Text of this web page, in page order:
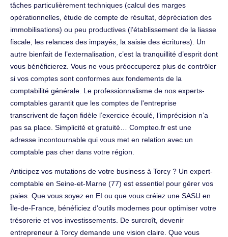
tâches particulièrement techniques (calcul des marges
opérationnelles, étude de compte de résultat, dépréciation des
immobilisations) ou peu productives (l’établissement de la liasse
fiscale, les relances des impayés, la saisie des écritures). Un
autre bienfait de l’externalisation, c’est la tranquillité d’esprit dont
vous bénéficierez. Vous ne vous préoccuperez plus de contrôler
si vos comptes sont conformes aux fondements de la
comptabilité générale. Le professionnalisme de nos experts-
comptables garantit que les comptes de l'entreprise
transcrivent de façon fidèle l’exercice écoulé, l’imprécision n’a
pas sa place. Simplicité et gratuité… Compteo.fr est une
adresse incontournable qui vous met en relation avec un
comptable pas cher dans votre région.
Anticipez vos mutations de votre business à Torcy ? Un expert-
comptable en Seine-et-Marne (77) est essentiel pour gérer vos
paies. Que vous soyez en EI ou que vous créiez une SASU en
Île-de-France, bénéficiez d'outils modernes pour optimiser votre
trésorerie et vos investissements. De surcroît, devenir
entrepreneur à Torcy demande une vision claire. Que vous